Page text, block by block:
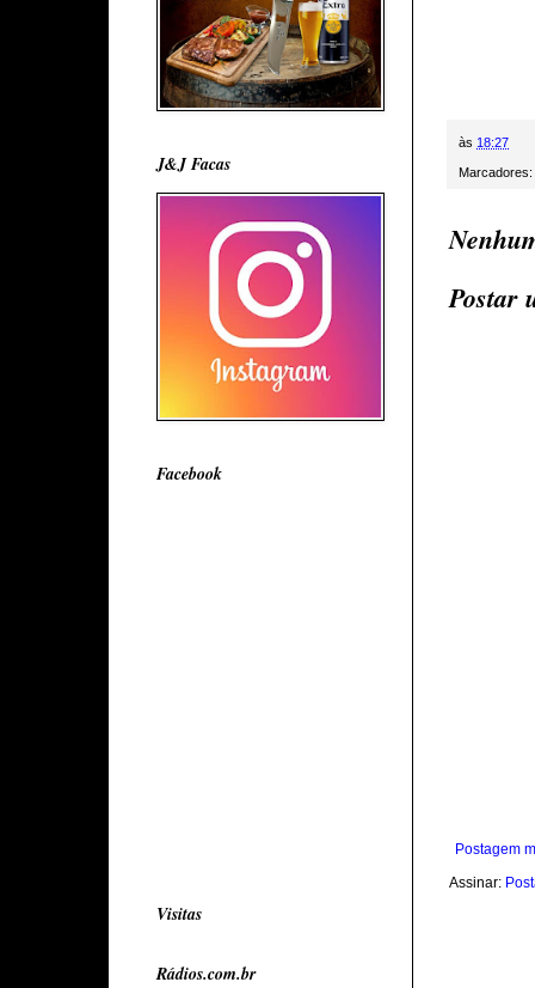
às 18:27
Marcadores:
Postar
Postagem
Assinar:
J&J Facas
Facebook
Visitas
Rádios.com.br